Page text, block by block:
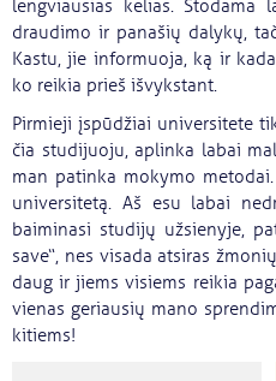
lengviausias kelias. Stodama
draudimo ir panašių dalykų,
Kastu, jie informuoja, ką ir
ko reikia prieš išvykstant.
Pirmieji įspūdžiai universitete
čia studijuoju, aplinka labai
man patinka mokymo
universitetą. Aš esu labai
baiminasi studijų užsienyje,
save“, nes visada atsiras
daug ir jiems visiems reikia
vienas geriausių mano
kitiems!